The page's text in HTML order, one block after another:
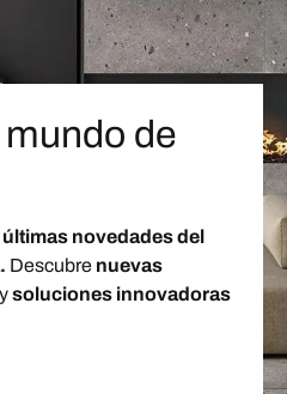
mundo de
últimas novedades del
Descubre nuevas
ysoluciones innovadoras